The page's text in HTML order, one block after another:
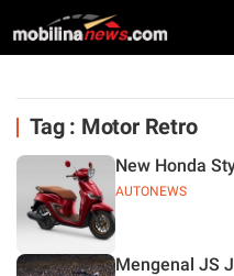
Tag : Motor Retro
AUTONEWS
New Honda
Mengenal JS